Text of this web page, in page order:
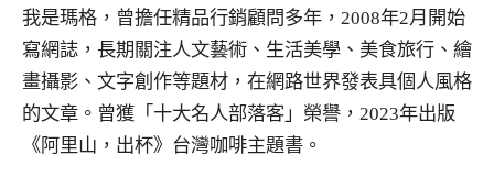
我是瑪格，曾擔任精品行銷顧問多年，2008年2月開始
寫網誌，長期關注人文藝術、生活美學、美食旅行、繪
畫攝影、文字創作等題材，在網路世界發表具個人風格
的文章。曾獲「十大名人部落客」榮譽，2023年出版
《阿里山，出杯》台灣咖啡主題書。